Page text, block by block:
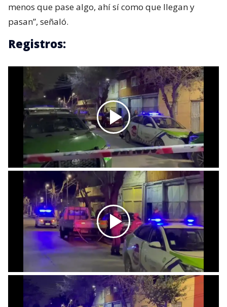
menos que pase algo, ahí sí como que llegan y
pasan”, señaló.
Registros: